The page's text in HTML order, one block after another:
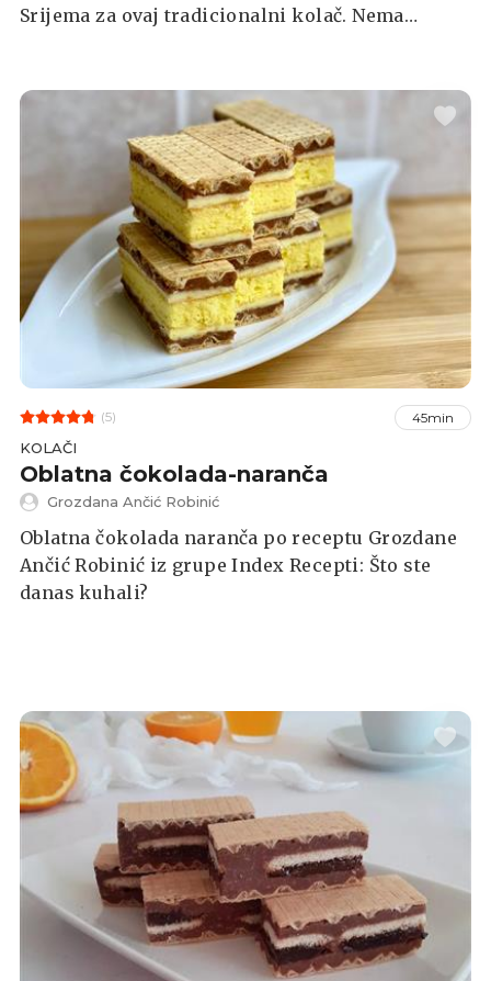
Srijema za ovaj tradicionalni kolač. Nema
(5) 45min
KOLAČI
Oblatna čokolada-naranča
Grozdana Ančić Robinić
Oblatna čokolada naranča po receptu Grozdane
Ančić Robinić iz grupe Index Recepti: Što ste
danas kuhali?